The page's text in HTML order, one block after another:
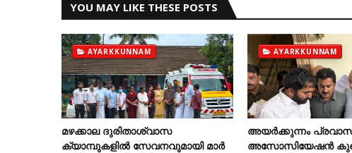
YOU MAY LIKE THESE POSTS
AYARKKUNNAM
മഴക്കാല ദുരിതാശ്വാസ
ക്യാമ്പുകളിൽ സേവനവുമായി മാർ
AYARKKUNNAM
അയർക്കുന്നം
അസോസിയേഷൻ